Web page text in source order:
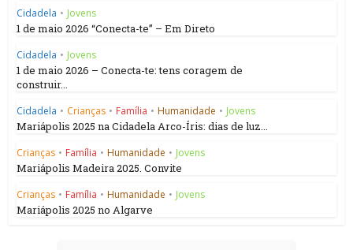
Cidadela • Jovens
1 de maio 2026 “Conecta-te” – Em Direto
Cidadela • Jovens
1 de maio 2026 – Conecta-te: tens coragem de
construir...
Cidadela • Crianças • Família • Humanidade • Jovens
Mariápolis 2025 na Cidadela Arco-Íris: dias de luz...
Crianças • Família • Humanidade • Jovens
Mariápolis Madeira 2025. Convite
Crianças • Família • Humanidade • Jovens
Mariápolis 2025 no Algarve